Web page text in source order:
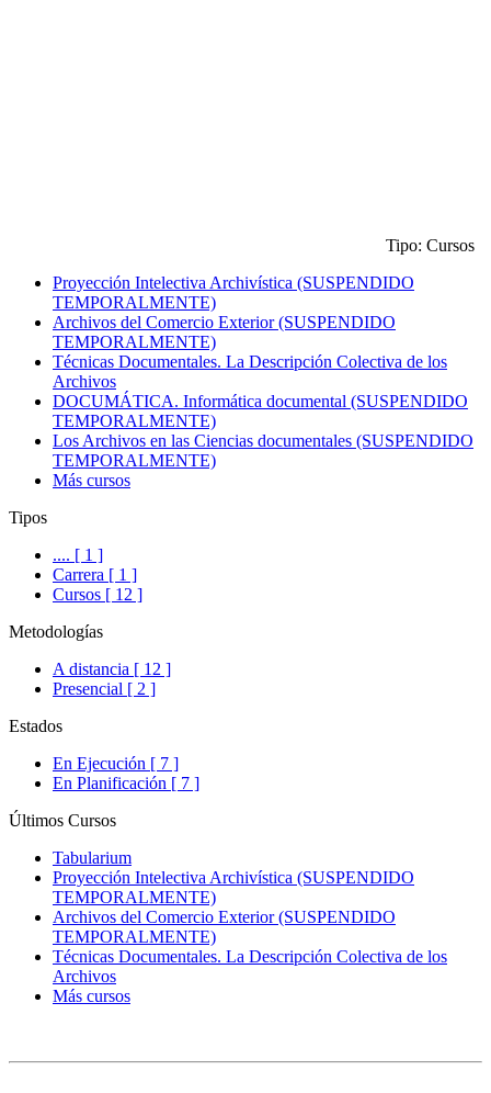
Tipo: Cursos
Proyección Intelectiva Archivística (SUSPENDIDO
TEMPORALMENTE)
Archivos del Comercio Exterior (SUSPENDIDO
TEMPORALMENTE)
Técnicas Documentales. La Descripción Colectiva de los
Archivos
DOCUMÁTICA. Informática documental (SUSPENDIDO
TEMPORALMENTE)
Los Archivos en las Ciencias documentales (SUSPENDIDO
TEMPORALMENTE)
Más cursos
Tipos
.... [ 1 ]
Carrera [ 1 ]
Cursos [ 12 ]
Metodologías
A distancia [ 12 ]
Presencial [ 2 ]
Estados
En Ejecución [ 7 ]
En Planificación [ 7 ]
Últimos Cursos
Tabularium
Proyección Intelectiva Archivística (SUSPENDIDO
TEMPORALMENTE)
Archivos del Comercio Exterior (SUSPENDIDO
TEMPORALMENTE)
Técnicas Documentales. La Descripción Colectiva de los
Archivos
Más cursos